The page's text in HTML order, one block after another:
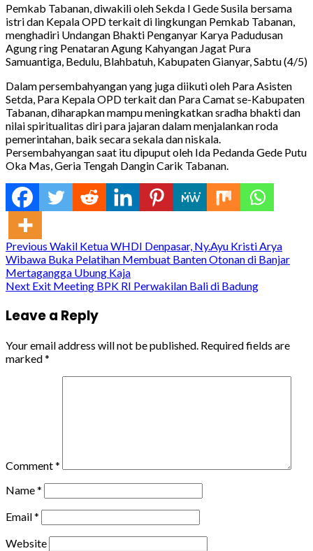
Pemkab Tabanan, diwakili oleh Sekda I Gede Susila bersama
istri dan Kepala OPD terkait di lingkungan Pemkab Tabanan,
menghadiri Undangan Bhakti Penganyar Karya Padudusan
Agung ring Penataran Agung Kahyangan Jagat Pura
Samuantiga, Bedulu, Blahbatuh, Kabupaten Gianyar, Sabtu (4/5)
Dalam persembahyangan yang juga diikuti oleh Para Asisten
Setda, Para Kepala OPD terkait dan Para Camat se-Kabupaten
Tabanan, diharapkan mampu meningkatkan sradha bhakti dan
nilai spiritualitas diri para jajaran dalam menjalankan roda
pemerintahan, baik secara sekala dan niskala.
Persembahyangan saat itu dipuput oleh Ida Pedanda Gede Putu
Oka Mas, Geria Tengah Dangin Carik Tabanan.
Continue
Reading
Previous Wakil Ketua WHDI Denpasar, Ny.Ayu Kristi Arya
Wibawa Buka Pelatihan Membuat Banten Otonan di Banjar
Mertagangga Ubung Kaja
Next Exit Meeting BPK RI Perwakilan Bali di Badung
Leave a Reply
Your email address will not be published. Required fields are
marked*
Comment*
Name*
Email*
Website